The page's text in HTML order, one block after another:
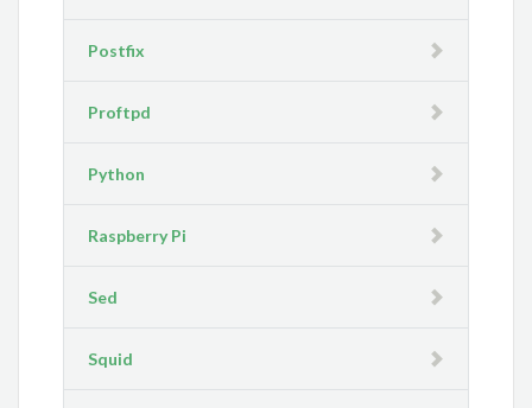
Postfix
Proftpd
Python
Raspberry Pi
Sed
Squid